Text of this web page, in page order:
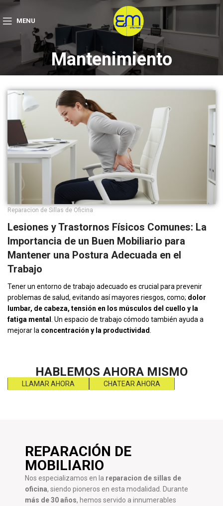
MENU
Mantenimiento
Reparacion de Sillas de Oficina
Lesiones y Trastornos Físicos Comunes: La
Importancia de un Buen Mobiliario para
Mantener una Postura Adecuada en el
Trabajo
Tener un entorno de trabajo adecuado es crucial para prevenir
problemas de salud, evitando así mayores riesgos, como; dolor
lumbar, de cabeza, tensión en los músculos del cuello y la
fatiga mental
. Un espacio de trabajo cómodo también ayuda a
mejorar la concentración y la productividad
HABLEMOS AHORA MISMO
LLAMAR AHORA CHATEAR AHORA
REPARACIÓN DE
MOBILIARIO
Nos especializamos en la reparacion de sillas de
oficina, siendo pioneros en esta modalidad. Durante
más de 30 años, hemos servido a innumerables